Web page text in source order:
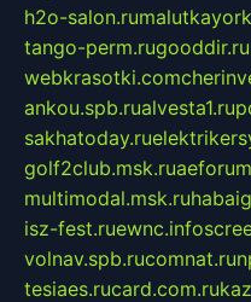
h2o-salon.ru
tango-perm.rugooddir.ru
webkrasotki.com
ankou.spb.rualvesta1.ru
sakhatoday.ru
golf2club.msk.ru
multimodal.msk.ru
isz-fest.ruewnc.info
volnav.spb.rucomnat.ru
tesiaes.rucard.com.ru